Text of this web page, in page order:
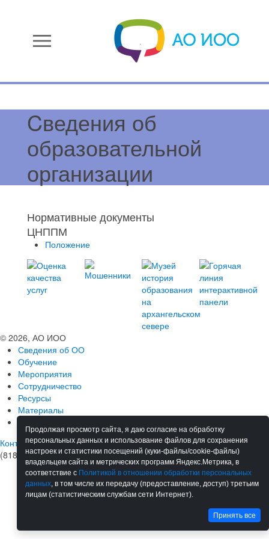
menu
Cведения об
образовательной
организации
Нормативные документы
ЦНППМ
Положение
© 2026, АО ИОО
Сведения об ОО
Обучение
Мероприятия
Сотрудничество
Ресурсы
Материалы
Контакты
(8182) 68-38-92
Продолжая просмотр сайта, я даю согласие на обработку
персональных данных и использование файлов для сохранения
настроек и статистики посещений (куки-файлы/cookie-файлы)
владельцем сайта и метрических программ Яндекс.Метрика, в
соответствие с Политикой в отношении обработки персональных
данных, в том числе их передачу (предоставление, доступ) третьим
лицам (статистическим службам сети Интернет).
Принять все